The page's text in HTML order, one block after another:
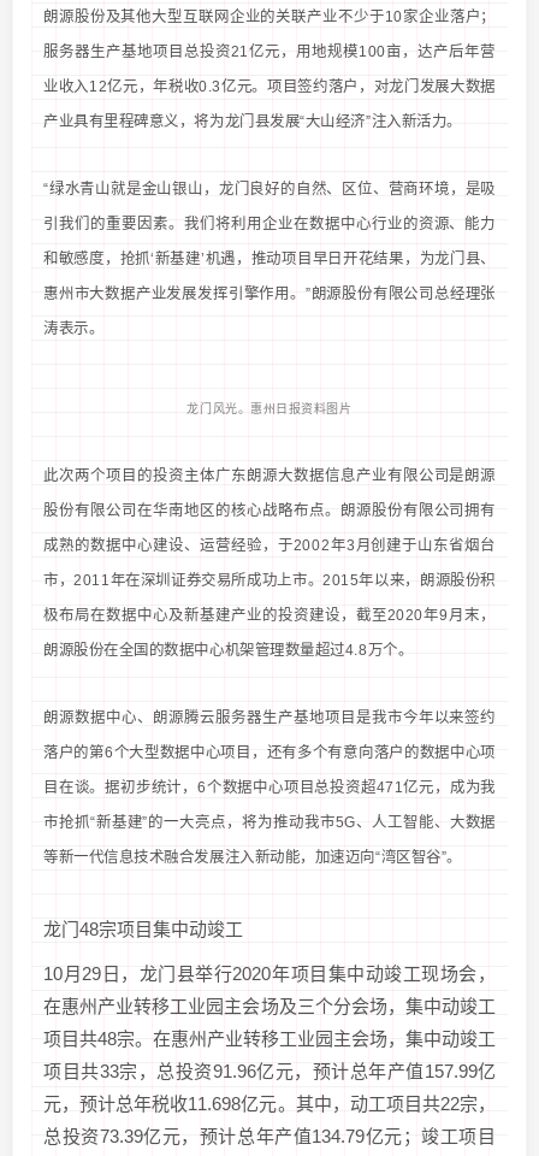
朗源股份及其他大型互联网企业的关联产业不少于10家企业落户；
服务器生产基地项目总投资21亿元，用地规模100亩，达产后年营
业收入12亿元，年税收0.3亿元。项目签约落户，对龙门发展大数据
产业具有里程碑意义，将为龙门县发展“大山经济”注入新活力。
“绿水青山就是金山银山，龙门良好的自然、区位、营商环境，是吸
引我们的重要因素。我们将利用企业在数据中心行业的资源、能力
和敏感度，抢抓‘新基建’机遇，推动项目早日开花结果，为龙门县、
惠州市大数据产业发展发挥引擎作用。”朗源股份有限公司总经理张
涛表示。
龙门风光。惠州日报资料图片
此次两个项目的投资主体广东朗源大数据信息产业有限公司是朗源
股份有限公司在华南地区的核心战略布点。朗源股份有限公司拥有
成熟的数据中心建设、运营经验，于2002年3月创建于山东省烟台
市，2011年在深圳证券交易所成功上市。2015年以来，朗源股份积
极布局在数据中心及新基建产业的投资建设，截至2020年9月末，
朗源股份在全国的数据中心机架管理数量超过4.8万个。
朗源数据中心、朗源腾云服务器生产基地项目是我市今年以来签约
落户的第6个大型数据中心项目，还有多个有意向落户的数据中心项
目在谈。据初步统计，6个数据中心项目总投资超471亿元，成为我
市抢抓“新基建”的一大亮点，将为推动我市5G、人工智能、大数据
等新一代信息技术融合发展注入新动能，加速迈向“湾区智谷”。
龙门48宗项目集中动竣工
10月29日，龙门县举行2020年项目集中动竣工现场会，
在惠州产业转移工业园主会场及三个分会场，集中动竣工
项目共48宗。在惠州产业转移工业园主会场，集中动竣工
项目共33宗，总投资91.96亿元，预计总年产值157.99亿
元，预计总年税收11.698亿元。其中，动工项目共22宗，
总投资73.39亿元，预计总年产值134.79亿元；竣工项目